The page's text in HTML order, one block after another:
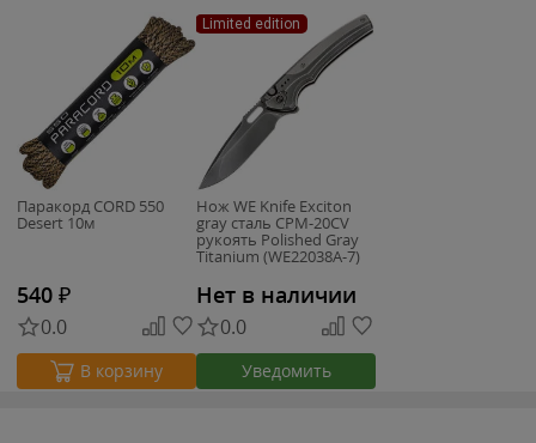
Паракорд CORD 550
Desert 10м
540 ₽
0.0
В корзину
Limited edition
Нож WE Knife Exciton
gray сталь CPM-20CV
рукоять Polished Gray
Titanium (WE22038A-7)
Нет в наличии
0.0
Уведомить